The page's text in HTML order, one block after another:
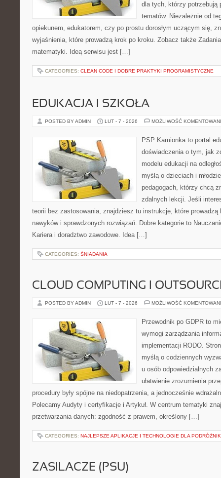
dla tych, którzy potrzebują
tematów. Niezależnie od
opiekunem, edukatorem, czy po prostu dorosłym uczącym się,
wyjaśnienia, które prowadzą krok po kroku. Zobacz także
matematyki. Ideą serwisu jest […]
CATEGORIES: CLEAN CODE I DOBRE PRAKTYKI PROGRAMISTYCZNE
EDUKACJA I SZKOŁA
POSTED BY ADMIN LUT - 7 - 2026 MOŻLIWOŚĆ
PSP Kamionka to portal
doświadczenia o tym, jak
modelu edukacji na
myślą o dzieciach i
pedagogach, którzy chcą
zdalnych lekcji. Jeśli
teorii bez zastosowania, znajdziesz tu instrukcje, które prowadzą
nawyków i sprawdzonych rozwiązań. Dobre kategorie to
Kariera i doradztwo zawodowe. Idea […]
CATEGORIES: ŚNIADANIA
CLOUD COMPUTING I
POSTED BY ADMIN LUT - 7 - 2026 MOŻLIWOŚĆ
Przewodnik po GDPR to
wymogi zarządzania
implementacji RODO.
myślą o codziennych
u osób odpowiedzialnych
ułatwienie zrozumienia
procedury były spójne na niedopatrzenia, a jednocześnie
Polecamy Audyty i certyfikacje i Artykuł. W centrum tematyki
przetwarzania danych: zgodność z prawem, określony […]
CATEGORIES: NAJLEPSZE APLIKACJE I TECHNOLOGIE DLA
ZASILACZE (PSU)